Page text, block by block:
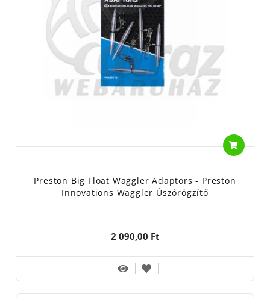
Preston Big Float Waggler Adaptors - Preston
Innovations Waggler Úszórögzítő
2 090,00 Ft